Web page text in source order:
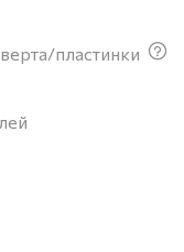
пластинки